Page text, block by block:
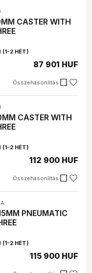
CASTER WITH
(1-2 HÉT)
Összehasonlítás check_box_outline_blank
87 901 HUF
CASTER WITH
(1-2 HÉT)
Összehasonlítás check_box_outline_blank
112 900 HUF
PNEUMATIC
(1-2 HÉT)
115 900 HUF